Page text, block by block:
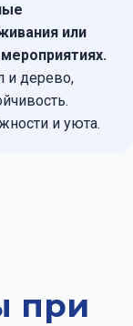
или
и дерево,
и уюта.
при